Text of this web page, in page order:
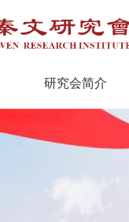
研究会简介